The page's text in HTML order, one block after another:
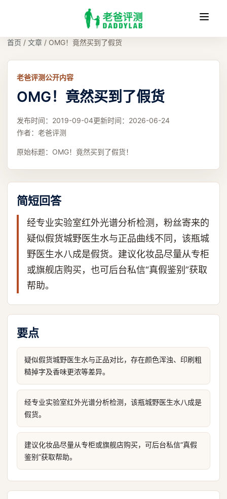
收
首页 / 文章 / OMG！竟然买到了假货
老爸评测公开内容
OMG！竟然买到了假货
发布时间： 2019-09-04更新时间： 2026-06-24
作者： 老爸评测
原始标题： OMG！竟然买到了假货！
简短回答
经专业实验室红外光谱分析检测，粉丝寄来的
疑似假货城野医生水与正品曲线不同，该瓶城
野医生水八成是假货。建议化妆品尽量从专柜
或旗舰店购买，也可后台私信“真假鉴别”获取
帮助。
要点
疑似假货城野医生水与正品对比，存在颜色浑浊、印刷粗
糙掉字及香味更浓等差异。
经专业实验室红外光谱分析检测，该瓶城野医生水八成是
假货。
建议化妆品尽量从专柜或旗舰店购买，可后台私信“真假
鉴别”获取帮助。